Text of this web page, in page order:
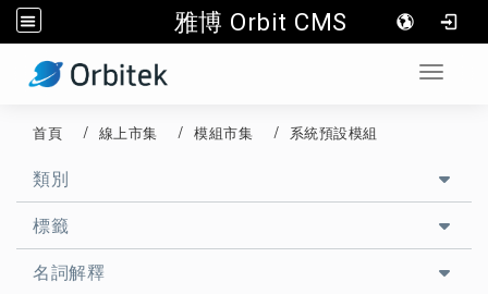
雅博 Orbit CMS
::: Toggle
首頁 線上市集 模組市集 系統預設模組
類別
標籤
名詞解釋